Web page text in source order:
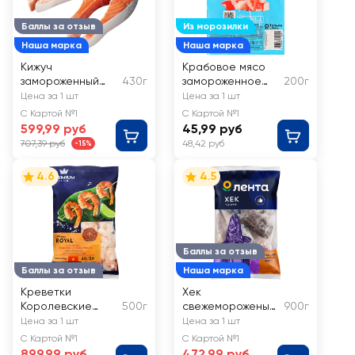
Баллы за отзыв
Наша марка
Кижуч
замороженный
ЛЕНТА стейк
430г
Цена за 1 шт
С Картой №1
599,99 руб
707,39 руб -15%
Из морозилки
Наша марка
Крабовое мясо
замороженное
365 ДНЕЙ
(имитация)
200г
Цена за 1 шт
С Картой №1
45,99 руб
48,42 руб
Баллы за отзыв
4.6
Креветки
Королевские
варено-
мороженые
PREMIUM CLUB
500г
Цена за 1 шт
С Картой №1
Баллы за отзыв
Наша марка
4.5
Хек
свежемороженый
ЛЕНТА тушка
900г
Цена за 1 шт
С Картой №1